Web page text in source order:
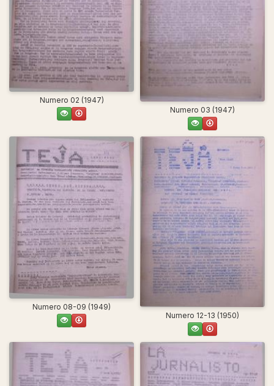
Numero 02 (1947)
Numero 03 (1947)
Numero 08-09 (1949)
Numero 12-13 (1950)